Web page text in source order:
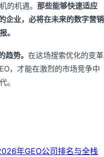
的机遇。 那些能够快速适应
企业，必将在未来的数字营销
。
趋势。 在这场搜索优化的变革
，才能在激烈的市场竞争中
。
年GEO公司排名与全栈